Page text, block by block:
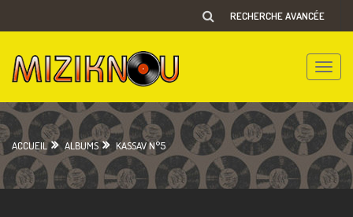
RECHERCHE AVANCÉE
Toggle
ACCUEIL ALBUMS KASSAV N°5